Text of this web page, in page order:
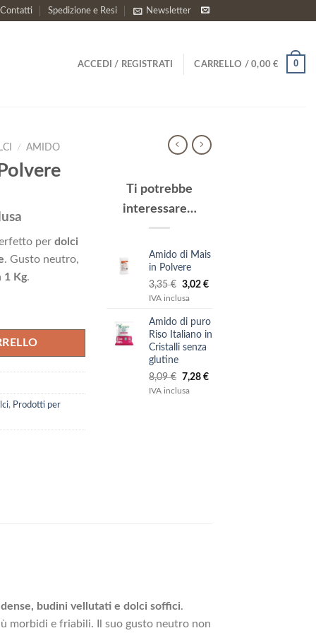
Contatti Spedizione e Resi Newsletter
ACCEDI / REGISTRATI CARRELLO / 0,00€ 0
/ AMIDO
per dolci
. Gusto neutro,
1 Kg.
, Prodotti per
Ti potrebbe
interessare…
Amido di Mais
in Polvere
3,35€ Il
prezzo
era:
3,35 €.
3,02€Il
è:
3,02 €.
IVA inclusa
Amido di puro
Riso Italiano in
Cristalli senza
glutine
8,09€ Il
prezzo
7,28€Il
IVA inclusa
budini vellutati e dolci soffici.
morbidi e friabili. Il suo gusto neutro non